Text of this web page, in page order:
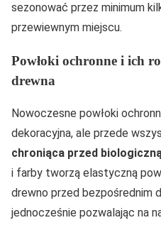
sezonować przez minimum
przewiewnym miejscu.
Powłoki ochronne i ich
drewna
Nowoczesne powłoki
dekoracyjna, ale przede
chroniąca przed
i farby tworzą elastyczną
drewno przed bezpośrednim
jednocześnie pozwalając na